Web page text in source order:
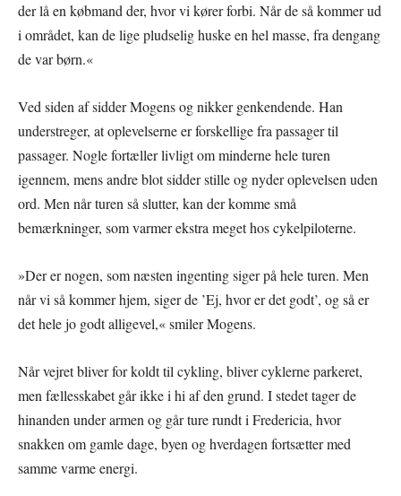
der lå en købmand der, hvor vi kører forbi. Når de så kommer ud
i området, kan de lige pludselig huske en hel masse, fra dengang
de var børn.«
Ved siden af sidder Mogens og nikker genkendende. Han
understreger, at oplevelserne er forskellige fra passager til
passager. Nogle fortæller livligt om minderne hele turen
igennem, mens andre blot sidder stille og nyder oplevelsen uden
ord. Men når turen så slutter, kan der komme små
bemærkninger, som varmer ekstra meget hos cykelpiloterne.
»Der er nogen, som næsten ingenting siger på hele turen. Men
når vi så kommer hjem, siger de ’Ej, hvor er det godt’, og så er
det hele jo godt alligevel,« smiler Mogens.
Når vejret bliver for koldt til cykling, bliver cyklerne parkeret,
men fællesskabet går ikke i hi af den grund. I stedet tager de
hinanden under armen og går ture rundt i Fredericia, hvor
snakken om gamle dage, byen og hverdagen fortsætter med
samme varme energi.